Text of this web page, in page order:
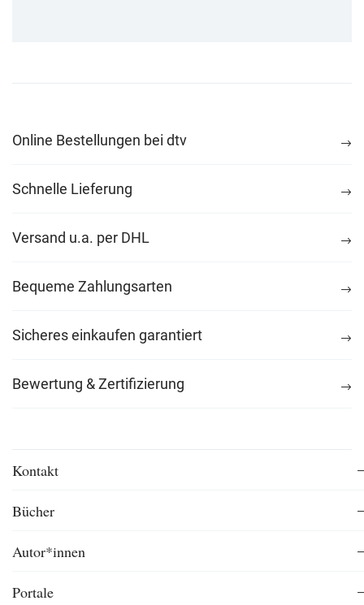
Online Bestellungen bei dtv
Schnelle Lieferung
Versand u.a. per DHL
Bequeme Zahlungsarten
Sicheres einkaufen garantiert
Bewertung & Zertifizierung
Kontakt
Bücher
Autor*innen
Portale